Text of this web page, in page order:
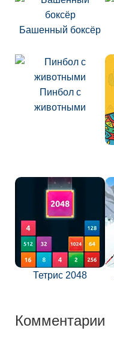
Башенный боксёр
Пинбол с
животными
Тетрис 2048
Комментарии